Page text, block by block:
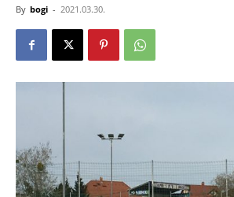
By bogi - 2021.03.30.